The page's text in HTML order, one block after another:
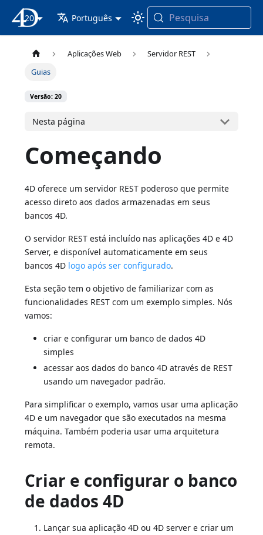
Documentação 4D
20 Português Pesquisa
Aplicações Web
Servidor REST
Guias
Versão: 20
Nesta página
Começando
4D oferece um servidor REST poderoso que permite
acesso direto aos dados armazenadas em seus
bancos 4D.
O servidor REST está incluído nas aplicações 4D e 4D
Server, e disponível automaticamente em seus
bancos 4D logo após ser configurado.
Esta seção tem o objetivo de familiarizar com as
funcionalidades REST com um exemplo simples. Nós
vamos:
criar e configurar um banco de dados 4D
simples
acessar aos dados do banco 4D através de REST
usando um navegador padrão.
Para simplificar o exemplo, vamos usar uma aplicação
4D e um navegador que são executados na mesma
máquina. Também poderia usar uma arquitetura
remota.
Criar e configurar o banco
de dados 4D
Lançar sua aplicação 4D ou 4D server e criar um